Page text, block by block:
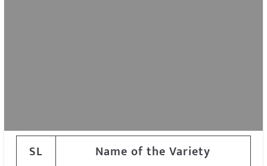
SL
Name of the Variety